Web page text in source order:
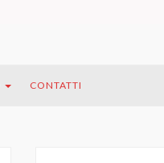
CONTATTI